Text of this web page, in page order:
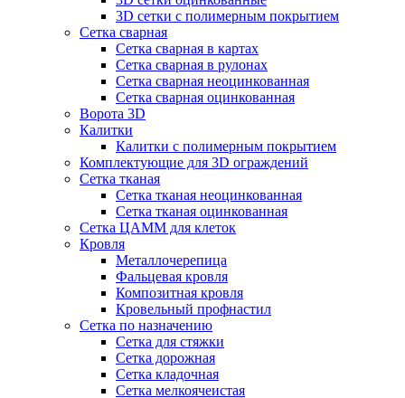
3D сетки с полимерным покрытием
Сетка сварная
Сетка сварная в картах
Сетка сварная в рулонах
Сетка сварная неоцинкованная
Сетка сварная оцинкованная
Ворота 3D
Калитки
Калитки с полимерным покрытием
Комплектующие для 3D ограждений
Сетка тканая
Сетка тканая неоцинкованная
Сетка тканая оцинкованная
Сетка ЦАММ для клеток
Кровля
Металлочерепица
Фальцевая кровля
Композитная кровля
Кровельный профнастил
Сетка по назначению
Сетка для стяжки
Сетка дорожная
Сетка кладочная
Сетка мелкоячеистая